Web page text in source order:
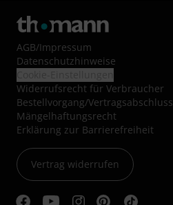
AGB/Impressum
Datenschutzhinweise
Widerrufsrecht für Verbraucher
Bestellvorgang/Vertragsabschluss
Mängelhaftungsrecht
Erklärung zur Barrierefreiheit
Vertrag widerrufen